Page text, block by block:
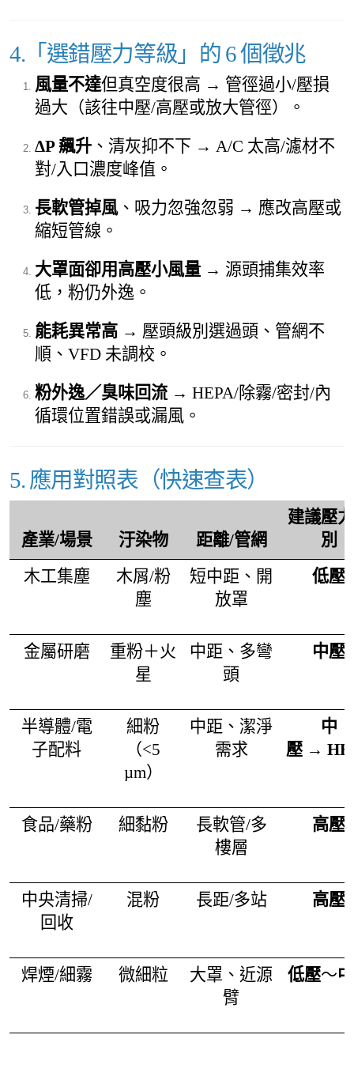
4.「選錯壓力等級」的 6 個徵兆
風量不達但真空度很高 → 管徑過小/壓損
過大（該往中壓/高壓或放大管徑）。
ΔP 飆升 、清灰抑不下 → A/C 太高/濾材不
對/入口濃度峰值。
長軟管掉風、吸力忽強忽弱 → 應改高壓或
縮短管線。
大罩面卻用高壓小風量 → 源頭捕集效率
低，粉仍外逸。
能耗異常高 → 壓頭級別選過頭、管網不
順、VFD 未調校。
粉外逸／臭味回流 → HEPA/除霧/密封/內
循環位置錯誤或漏風。
5. 應用對照表（快速查表）
產業/場景 汙染物 距離/管網
建議壓
別
木工集塵
木屑/粉
塵
短中距、開
放罩
低壓
金屬研磨
重粉＋火
星
中距、多彎
頭
中壓
半導體/電
子配料
細粉
（<5
µm）
中距、潔淨
需求
中
壓 →
食品/藥粉 細黏粉
長軟管/多
樓層
高壓
中央清掃/
回收
混粉 長距/多站 高壓
焊煙/細霧 微細粒
大罩、近源
臂
低壓～